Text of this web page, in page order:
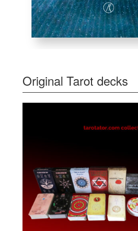
Original Tarot decks